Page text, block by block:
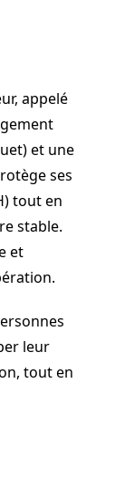
appelé
et une
ses
tout en
stable.
et
leur
tout en